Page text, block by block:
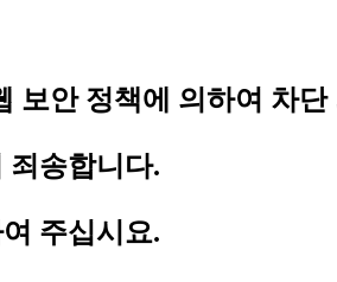
보안 정책에 의하여 차단
죄송합니다.
주십시요.